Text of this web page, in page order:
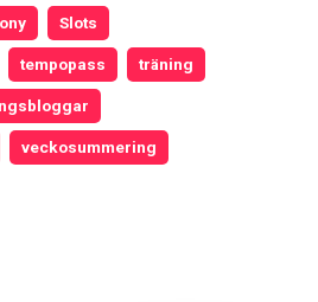
Slots
tempopass träning
veckosummering